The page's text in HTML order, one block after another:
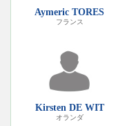
Aymeric TORES
フランス
Kirsten DE WIT
オランダ